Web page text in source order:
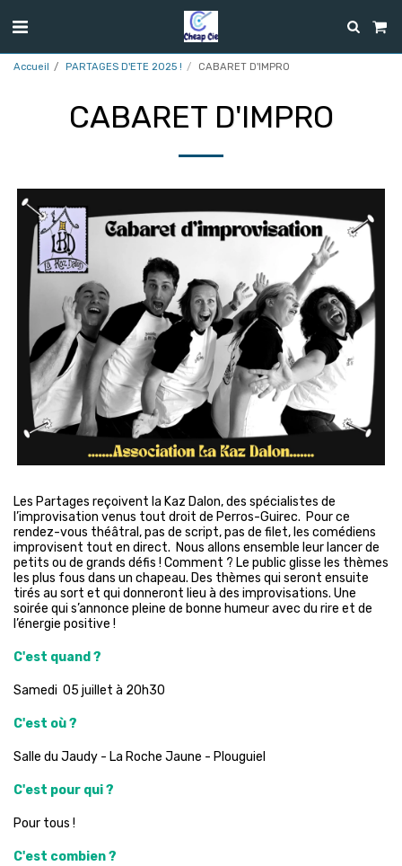
Accueil PARTAGES D'ETE 2025 ! CABARET D'IMPRO
CABARET D'IMPRO
Les Partages reçoivent la Kaz Dalon, des spécialistes de
l’improvisation venus tout droit de Perros-Guirec. Pour ce
rendez-vous théâtral, pas de script, pas de filet, les comédiens
improvisent tout en direct. Nous allons ensemble leur lancer de
petits ou de grands défis ! Comment ? Le public glisse les thèmes
les plus fous dans un chapeau. Des thèmes qui seront ensuite
tirés au sort et qui donneront lieu à des improvisations. Une
soirée qui s’annonce pleine de bonne humeur avec du rire et de
l’énergie positive !
C'est quand ?
Samedi 05 juillet à 20h30
C'est où ?
Salle du Jaudy - La Roche Jaune - Plouguiel
C'est pour qui ?
Pour tous !
C'est combien ?